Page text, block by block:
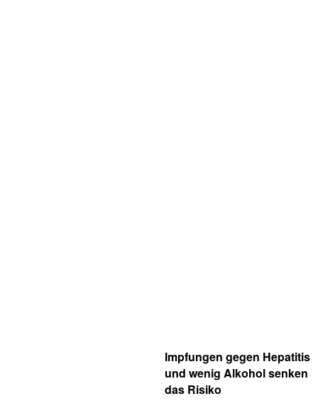
Impfungen gegen Hepatitis
und wenig Alkohol senken
das Risiko